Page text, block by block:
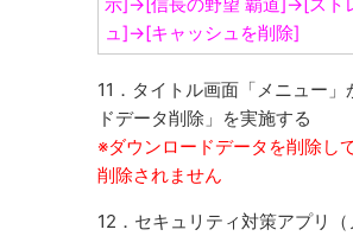
ュ]→[キャッシュを削除]
11．タイトル画面「メニュー
ドデータ削除」を実施する
※ダウンロードデータを削除し
削除されません
12．セキュリティ対策アプリ